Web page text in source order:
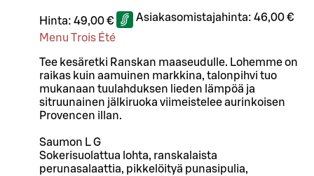
Hinta: 49,00 € Asiakasomistajahinta: 46,00 €
Menu Trois Été
Tee kesäretki Ranskan maaseudulle. Lohemme on
raikas kuin aamuinen markkina, talonpihvi tuo
mukanaan tuulahduksen lieden lämpöä ja
sitruunainen jälkiruoka viimeistelee aurinkoisen
Provencen illan.
Saumon L G
Sokerisuolattua lohta, ranskalaista
perunasalaattia, pikkelöityä punasipulia,